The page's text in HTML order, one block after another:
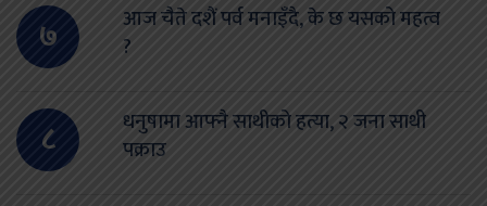
७
आज चैते दशैं पर्व मनाइँदै, के छ यसको महत्व
?
८
धनुषामा आफ्नै साथीको हत्या, २ जना साथी
पक्राउ